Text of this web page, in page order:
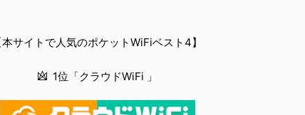
無料なのでNBAのみ視聴したい人でも最安！「最安で
無料でみるまで楽天モバイルでNBAを無料で観るまで
BANBAは、世...
本サイトで人気のポケットWiFiベスト4】
1位「クラウドWiFi 」